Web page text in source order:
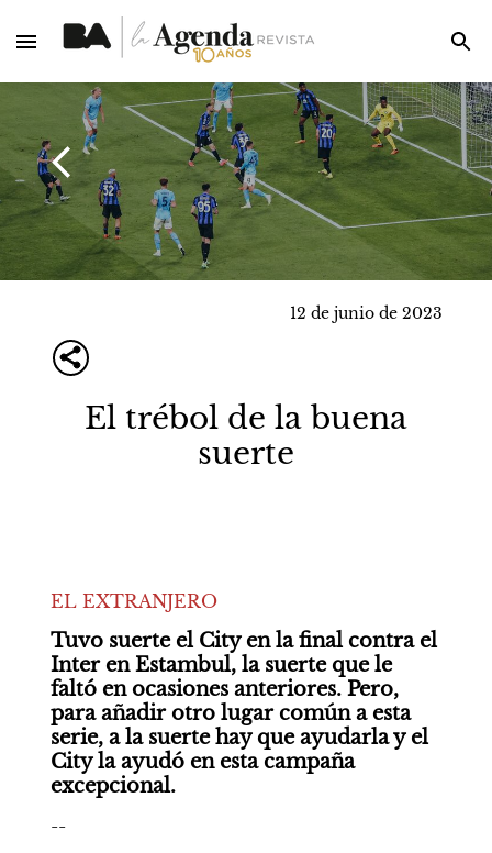
12 de junio de 2023
El trébol de la buena
suerte
EL EXTRANJERO
Tuvo suerte el City en la final contra el
Inter en Estambul, la suerte que le
faltó en ocasiones anteriores. Pero,
para añadir otro lugar común a esta
serie, a la suerte hay que ayudarla y el
City la ayudó en esta campaña
excepcional.
--